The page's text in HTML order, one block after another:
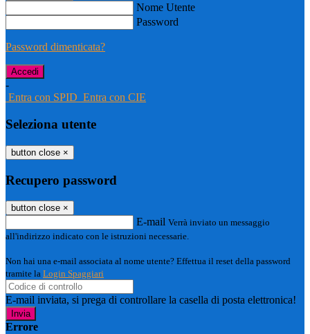
Nome Utente
Password
Password dimenticata?
-
Entra con SPID Entra con CIE
Seleziona utente
button close ×
Recupero password
button close ×
E-mail Verrà inviato un messaggio
all'indirizzo indicato con le istruzioni necessarie.
Non hai una e-mail associata al nome utente? Effettua il reset della password
tramite la Login Spaggiari
E-mail inviata, si prega di controllare la casella di posta elettronica!
Errore